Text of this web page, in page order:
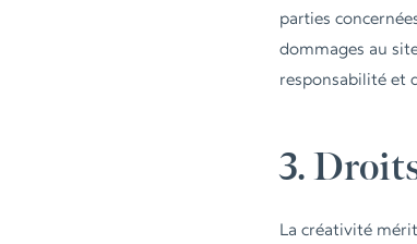
parties
dommages au
responsabilité et
3.
La créativité